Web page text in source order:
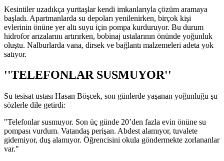
Kesintiler uzadıkça yurttaşlar kendi imkanlarıyla çözüm aramaya
başladı. Apartmanlarda su depoları yenilenirken, birçok kişi
evlerinin önüne yer altı suyu için pompa kurduruyor. Bu durum
hidrofor arızalarını artırırken, bobinaj ustalarının önünde yoğunluk
oluştu. Nalburlarda vana, dirsek ve bağlantı malzemeleri adeta yok
satıyor.
''TELEFONLAR SUSMUYOR''
Su tesisat ustası Hasan Böşcek, son günlerde yaşanan yoğunluğu şu
sözlerle dile getirdi:
"Telefonlar susmuyor. Son üç günde 20’den fazla evin önüne su
pompası vurdum. Vatandaş perişan. Abdest alamıyor, tuvalete
gidemiyor, duş alamıyor. Öğrencisini okula göndermekte zorlananlar
var."